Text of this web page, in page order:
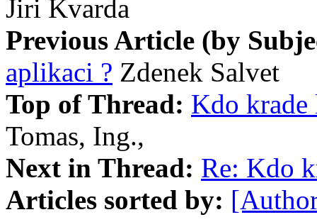
Jiri Kvarda
Previous Article (by
aplikaci ? Zdenek Salvet
Top of Thread: Kdo
Tomas, Ing.,
Next in Thread: Re: Kdo
Articles sorted by: